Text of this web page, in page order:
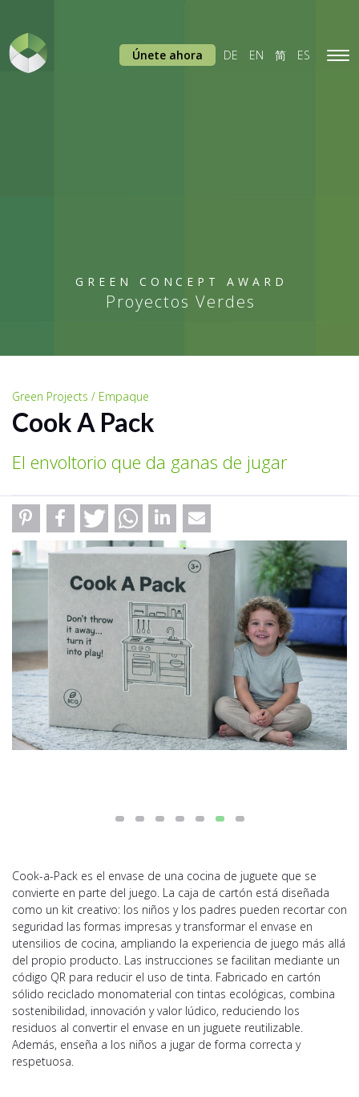
GREEN CONCEPT AWARD
Proyectos Verdes
Únete ahora DE EN 简 ES
Green Projects / Empaque
Cook A Pack
El envoltorio que da ganas de jugar
Cook-a-Pack es el envase de una cocina de juguete que se
convierte en parte del juego. La caja de cartón está diseñada
como un kit creativo: los niños y los padres pueden recortar con
seguridad las formas impresas y transformar el envase en
utensilios de cocina, ampliando la experiencia de juego más allá
del propio producto. Las instrucciones se facilitan mediante un
código QR para reducir el uso de tinta. Fabricado en cartón
sólido reciclado monomaterial con tintas ecológicas, combina
sostenibilidad, innovación y valor lúdico, reduciendo los
residuos al convertir el envase en un juguete reutilizable.
Además, enseña a los niños a jugar de forma correcta y
respetuosa.